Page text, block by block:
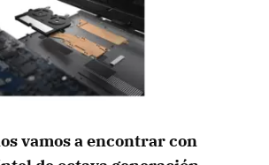
vamos a encontrar con